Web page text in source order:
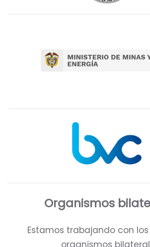
Organismos
Estamos trabajando con
organismos